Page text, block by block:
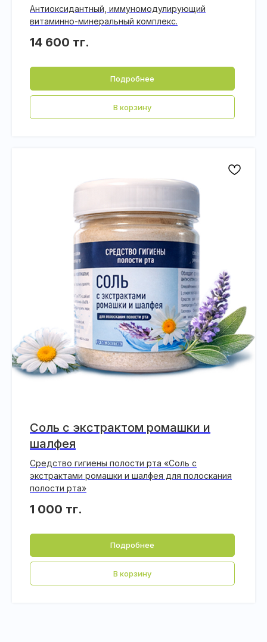
Антиоксидантный, иммуномодулирующий
витаминно-минеральный комплекс.
14 600 тг.
Подробнее
В корзину
Соль с экстрактом ромашки и
шалфея
Средство гигиены полости рта «Соль с
экстрактами ромашки и шалфея для полоскания
полости рта»
1 000 тг.
Подробнее
В корзину